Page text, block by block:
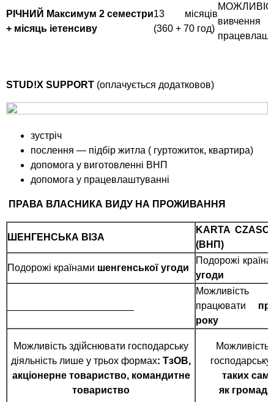
РІЧНИЙ Максимум 2 семестри
+ місяць іетенсиву
13 місяців
(360 + 70 год)
STUD!X SUPPORT (оплачується додатковов)
зустріч
послення — підбір житла ( гуртожиток, квартира)
допомога у виготовленні ВНП
допомога у працевлаштуванні
ПРАВА ВЛАСНИКА ВИДУ НА ПРОЖИВАННЯ
ШЕНГЕНСЬКА ВІЗА
KARTA
(ВНП)
Подорожі країнами шенгенської угоди
Подорожі
угоди
працювати
року
Можливість здійснювати господарську
діяльність лише у трьох формах: ТзОВ,
акціонерне товариство, командитне
товариство
Можливість
господарську
таких
як